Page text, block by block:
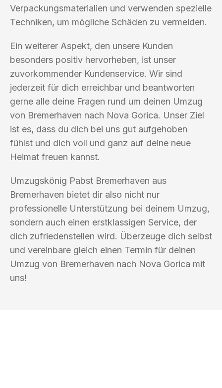
Verpackungsmaterialien und verwenden spezielle
Techniken, um mögliche Schäden zu vermeiden.
Ein weiterer Aspekt, den unsere Kunden
besonders positiv hervorheben, ist unser
zuvorkommender Kundenservice. Wir sind
jederzeit für dich erreichbar und beantworten
gerne alle deine Fragen rund um deinen Umzug
von Bremerhaven nach Nova Gorica. Unser Ziel
ist es, dass du dich bei uns gut aufgehoben
fühlst und dich voll und ganz auf deine neue
Heimat freuen kannst.
Umzugskönig Pabst Bremerhaven aus
Bremerhaven bietet dir also nicht nur
professionelle Unterstützung bei deinem Umzug,
sondern auch einen erstklassigen Service, der
dich zufriedenstellen wird. Überzeuge dich selbst
und vereinbare gleich einen Termin für deinen
Umzug von Bremerhaven nach Nova Gorica mit
uns!